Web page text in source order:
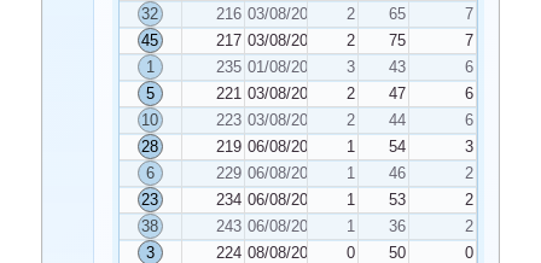
32
216 03/08/2022 2 65
7
45
217 03/08/2022 2 75
7
1
235 01/08/2022 3 43
6
5
221 03/08/2022 2 47
6
10
223 03/08/2022 2 44
6
28
219 06/08/2022 1 54
3
6
229 06/08/2022 1 46
2
23
234 06/08/2022 1 53
2
38
243 06/08/2022 1 36
2
3
224 08/08/2022 0 50
0